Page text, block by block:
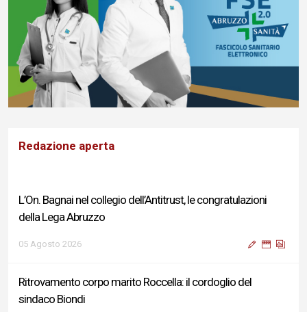
Redazione aperta
Ritrovamento corpo marito Roccella: il cordoglio del
sindaco Biondi
04 Agosto 2026
Reddito di Cittadinanza, Testa (FdI): Presentata interpellanza
su criticità persistenti ed effetti sulle politiche di sviluppo del